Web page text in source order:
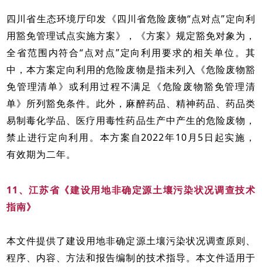
四川省生态环境厅印发《四川省危险废物“点对点”定向利
用豁免管理试点实施方案》，《方案》规定豁免对象为，
全省范围内符合“点对点”定向利用要求的相关单位。其
中，本方案定向利用的危险废物是指未列入《危险废物豁
免管理清单》或利用过程不满足《危险废物豁免管理清
单》所列豁免条件。此外，麻醉药品、精神药品、药品类
易制毒化学品、医疗用毒性药品生产中产生的危险废物，
禁止进行定向利用。本方案自2022年10月5日起实施，
有效期为二年。
11、江苏省《建设用地非确定源土壤污染状况调查技术
指南》
本文件提供了建设用地非确定源土壤污染状况调查原则、
程序、内容、方法和报告编制的技术指导。本文件适用于